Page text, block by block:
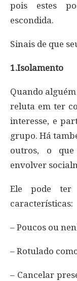
pois estes
escondida.
Sinais de que
1.Isolamento
Quando
reluta em ter
interesse, e
grupo. Há
outros, o
envolver
Ele pode ter
características:
– Poucos ou
– Rotulado
– Cancelar